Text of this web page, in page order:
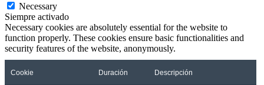
Necessary
Siempre activado
Necessary cookies are absolutely essential for the website to
function properly. These cookies ensure basic functionalities and
security features of the website, anonymously.
Cookie Duración Descripción